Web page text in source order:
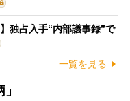
独占入手“内部議事録”で
一覧を見る